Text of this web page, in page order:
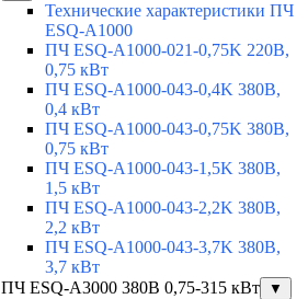
Технические характеристики ПЧ
ESQ-A1000
ПЧ ESQ-A1000-021-0,75K 220В,
0,75 кВт
ПЧ ESQ-A1000-043-0,4K 380В,
0,4 кВт
ПЧ ESQ-A1000-043-0,75K 380В,
0,75 кВт
ПЧ ESQ-A1000-043-1,5K 380В,
1,5 кВт
ПЧ ESQ-A1000-043-2,2K 380В,
2,2 кВт
ПЧ ESQ-A1000-043-3,7K 380В,
3,7 кВт
ПЧ ESQ-A3000 380В 0,75-315 кВт
▼